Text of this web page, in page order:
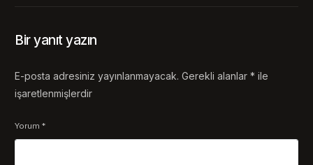
Bir yanıt yazın
E-posta adresiniz yayınlanmayacak. Gerekli alanlar* ile
işaretlenmişlerdir
Yorum*